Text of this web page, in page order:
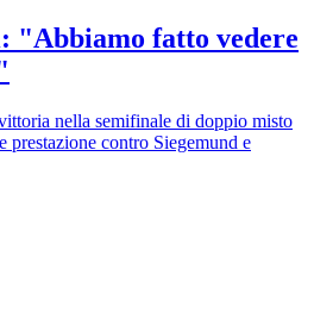
"Abbiamo fatto vedere
nella semifinale di doppio misto
prestazione contro Siegemund e